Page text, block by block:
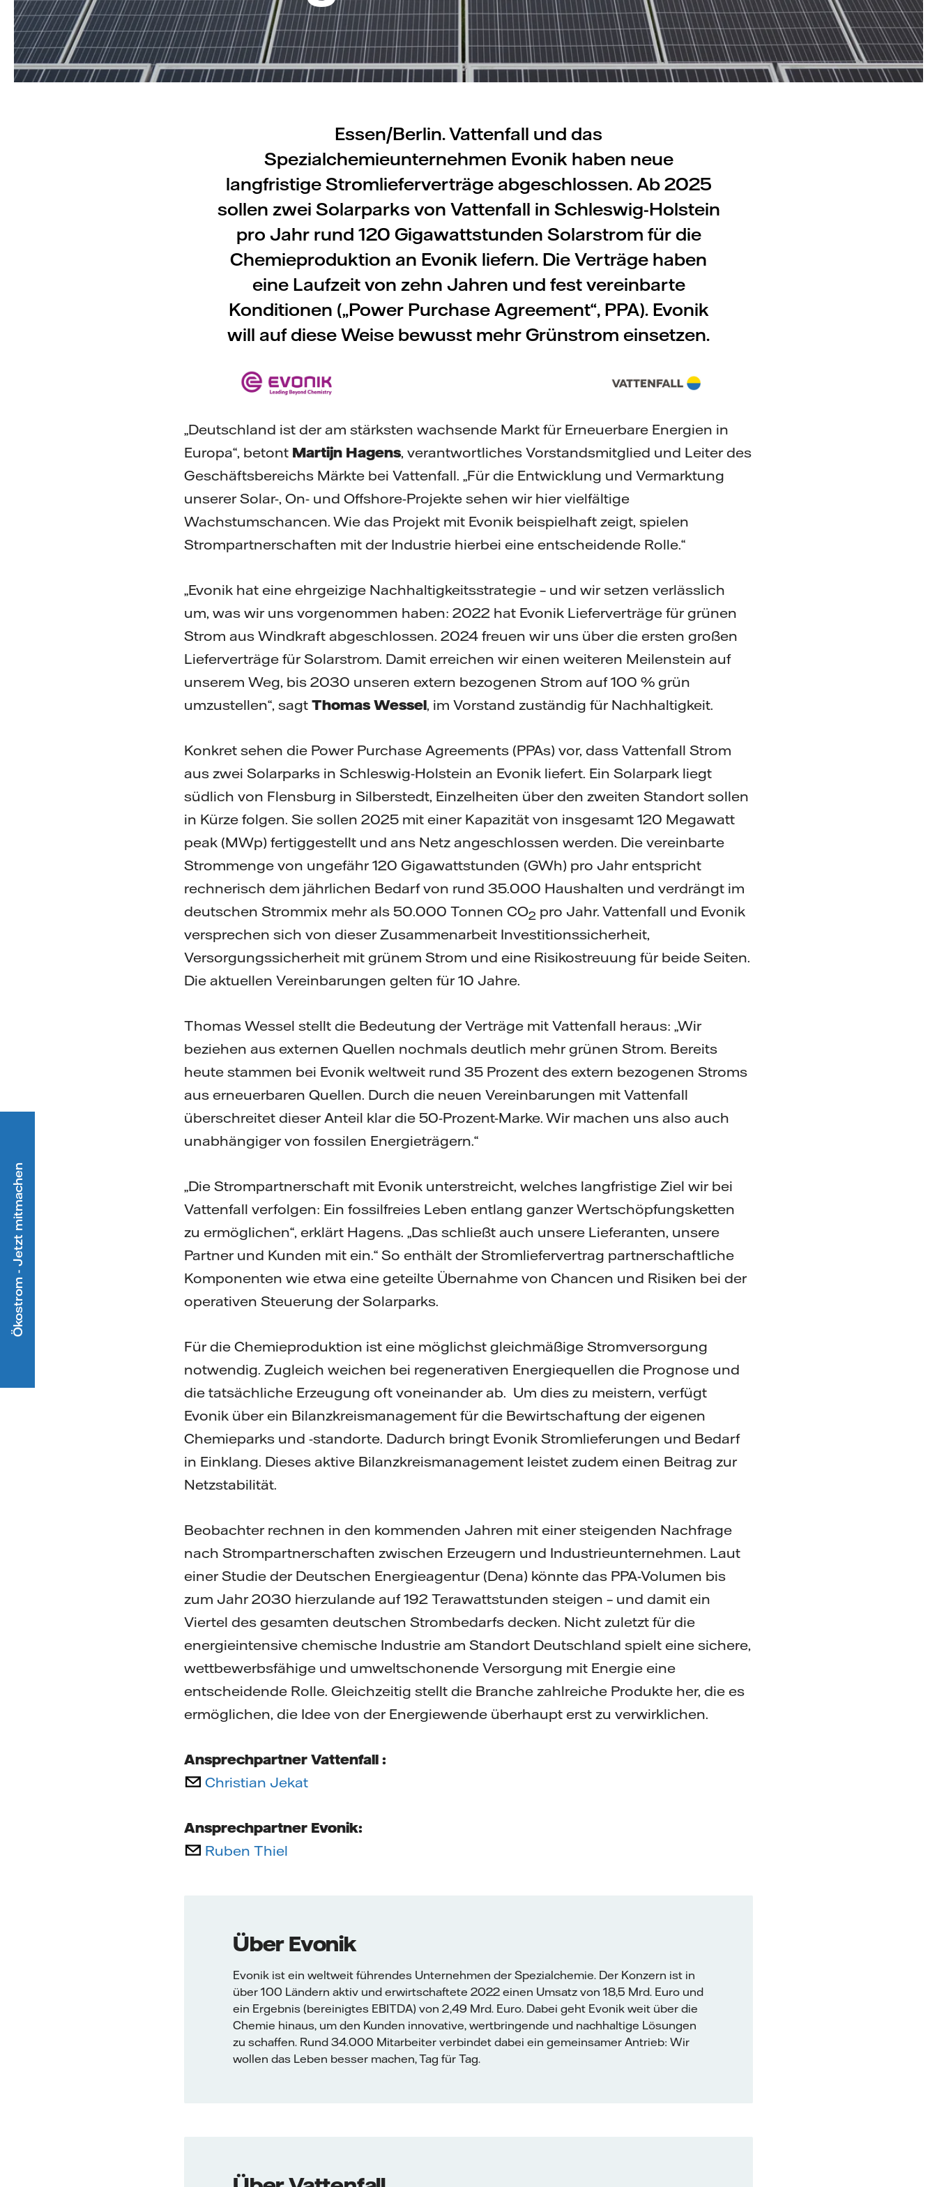
Essen/Berlin. Vattenfall und das
Spezialchemieunternehmen Evonik haben neue
langfristige Stromlieferverträge abgeschlossen. Ab 2025
sollen zwei Solarparks von Vattenfall in Schleswig-Holstein
pro Jahr rund 120 Gigawattstunden Solarstrom für die
Chemieproduktion an Evonik liefern. Die Verträge haben
eine Laufzeit von zehn Jahren und fest vereinbarte
Konditionen („Power Purchase Agreement“, PPA). Evonik
will auf diese Weise bewusst mehr Grünstrom einsetzen.
„Deutschland ist der am stärksten wachsende Markt für Erneuerbare Energien in
Europa“, betont Martijn Hagens, verantwortliches Vorstandsmitglied und Leiter des
Geschäftsbereichs Märkte bei Vattenfall. „Für die Entwicklung und Vermarktung
unserer Solar-, On- und Offshore-Projekte sehen wir hier vielfältige
Wachstumschancen. Wie das Projekt mit Evonik beispielhaft zeigt, spielen
Strompartnerschaften mit der Industrie hierbei eine entscheidende Rolle.“
„Evonik hat eine ehrgeizige Nachhaltigkeitsstrategie – und wir setzen verlässlich
um, was wir uns vorgenommen haben: 2022 hat Evonik Lieferverträge für grünen
Strom aus Windkraft abgeschlossen. 2024 freuen wir uns über die ersten großen
Lieferverträge für Solarstrom. Damit erreichen wir einen weiteren Meilenstein auf
unserem Weg, bis 2030 unseren extern bezogenen Strom auf 100 % grün
umzustellen“, sagt Thomas Wessel, im Vorstand zuständig für Nachhaltigkeit.
Konkret sehen die Power Purchase Agreements (PPAs) vor, dass Vattenfall Strom
aus zwei Solarparks in Schleswig-Holstein an Evonik liefert. Ein Solarpark liegt
südlich von Flensburg in Silberstedt, Einzelheiten über den zweiten Standort sollen
in Kürze folgen. Sie sollen 2025 mit einer Kapazität von insgesamt 120 Megawatt
peak (MWp) fertiggestellt und ans Netz angeschlossen werden. Die vereinbarte
Strommenge von ungefähr 120 Gigawattstunden (GWh) pro Jahr entspricht
rechnerisch dem jährlichen Bedarf von rund 35.000 Haushalten und verdrängt im
deutschen Strommix mehr als 50.000 Tonnen CO2 pro Jahr. Vattenfall und Evonik
versprechen sich von dieser Zusammenarbeit Investitionssicherheit,
Versorgungssicherheit mit grünem Strom und eine Risikostreuung für beide Seiten.
Die aktuellen Vereinbarungen gelten für 10 Jahre.
Thomas Wessel stellt die Bedeutung der Verträge mit Vattenfall heraus: „Wir
beziehen aus externen Quellen nochmals deutlich mehr grünen Strom. Bereits
heute stammen bei Evonik weltweit rund 35 Prozent des extern bezogenen Stroms
aus erneuerbaren Quellen. Durch die neuen Vereinbarungen mit Vattenfall
überschreitet dieser Anteil klar die 50-Prozent-Marke. Wir machen uns also auch
unabhängiger von fossilen Energieträgern.“
„Die Strompartnerschaft mit Evonik unterstreicht, welches langfristige Ziel wir bei
Vattenfall verfolgen: Ein fossilfreies Leben entlang ganzer Wertschöpfungsketten
zu ermöglichen“, erklärt Hagens. „Das schließt auch unsere Lieferanten, unsere
Partner und Kunden mit ein.“ So enthält der Stromliefervertrag partnerschaftliche
Komponenten wie etwa eine geteilte Übernahme von Chancen und Risiken bei der
operativen Steuerung der Solarparks.
Für die Chemieproduktion ist eine möglichst gleichmäßige Stromversorgung
notwendig. Zugleich weichen bei regenerativen Energiequellen die Prognose und
die tatsächliche Erzeugung oft voneinander ab. Um dies zu meistern, verfügt
Evonik über ein Bilanzkreismanagement für die Bewirtschaftung der eigenen
Chemieparks und -standorte. Dadurch bringt Evonik Stromlieferungen und Bedarf
in Einklang. Dieses aktive Bilanzkreismanagement leistet zudem einen Beitrag zur
Netzstabilität.
Beobachter rechnen in den kommenden Jahren mit einer steigenden Nachfrage
nach Strompartnerschaften zwischen Erzeugern und Industrieunternehmen. Laut
einer Studie der Deutschen Energieagentur (Dena) könnte das PPA-Volumen bis
zum Jahr 2030 hierzulande auf 192 Terawattstunden steigen – und damit ein
Viertel des gesamten deutschen Strombedarfs decken. Nicht zuletzt für die
energieintensive chemische Industrie am Standort Deutschland spielt eine sichere,
wettbewerbsfähige und umweltschonende Versorgung mit Energie eine
entscheidende Rolle. Gleichzeitig stellt die Branche zahlreiche Produkte her, die es
ermöglichen, die Idee von der Energiewende überhaupt erst zu verwirklichen.
Ansprechpartner Vattenfall :
Christian Jekat
Ansprechpartner Evonik:
Ruben Thiel
Über Evonik
Evonik ist ein weltweit führendes Unternehmen der Spezialchemie. Der Konzern ist in
über 100 Ländern aktiv und erwirtschaftete 2022 einen Umsatz von 18,5 Mrd. Euro und
ein Ergebnis (bereinigtes EBITDA) von 2,49 Mrd. Euro. Dabei geht Evonik weit über die
Chemie hinaus, um den Kunden innovative, wertbringende und nachhaltige Lösungen
zu schaffen. Rund 34.000 Mitarbeiter verbindet dabei ein gemeinsamer Antrieb: Wir
wollen das Leben besser machen, Tag für Tag.
Ökostrom - Jetzt mitmachen